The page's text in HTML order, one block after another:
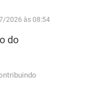
2026 às 08:54
do